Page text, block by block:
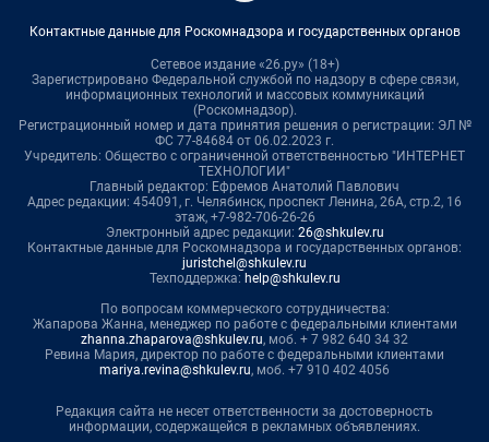
Контактные данные для Роскомнадзора и государственных органов
Сетевое издание «26.ру» (18+)
Зарегистрировано Федеральной службой по надзору в сфере связи,
информационных технологий и массовых коммуникаций
(Роскомнадзор).
Регистрационный номер и дата принятия решения о регистрации: ЭЛ №
ФС 77-84684 от 06.02.2023 г.
Учредитель: Общество с ограниченной ответственностью "ИНТЕРНЕТ
ТЕХНОЛОГИИ"
Главный редактор: Ефремов Анатолий Павлович
Адрес редакции: 454091, г. Челябинск, проспект Ленина, 26А, стр.2, 16
этаж, +7-982-706-26-26
Электронный адрес редакции: 26@shkulev.ru
Контактные данные для Роскомнадзора и государственных органов:
juristchel@shkulev.ru
Техподдержка: help@shkulev.ru
По вопросам коммерческого сотрудничества:
Жапарова Жанна, менеджер по работе с федеральными клиентами
zhanna.zhaparova@shkulev.ru, моб. + 7 982 640 34 32
Ревина Мария, директор по работе с федеральными клиентами
mariya.revina@shkulev.ru, моб. +7 910 402 4056
Редакция сайта не несет ответственности за достоверность
информации, содержащейся в рекламных объявлениях.